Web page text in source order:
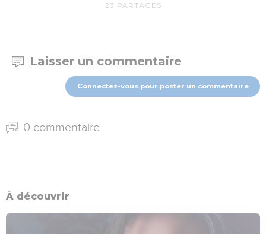
23 PARTAGES
Laisser un commentaire
Connectez-vous pour poster un commentaire
0 commentaire
À découvrir